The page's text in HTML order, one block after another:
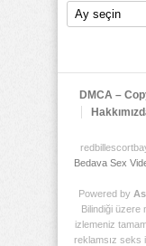
Video
Arşiv
DMCA –
Bedava Sex
Powered by
Bilindiği üzere
izlemeniz
reklamsız seks